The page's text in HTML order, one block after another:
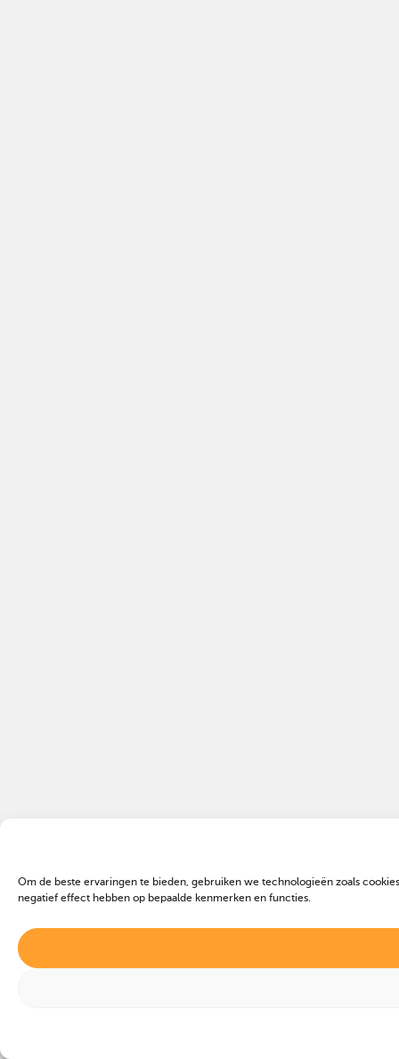
Om de beste ervaringen te bieden, gebruiken we technologieën zoals
negatief effect hebben op bepaalde kenmerken en functies.